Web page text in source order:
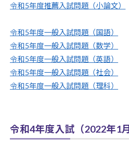
令和5年度推薦入試問題（小論文）
令和5年度一般入試問題（国語）
令和5年度一般入試問題（数学）
令和5年度一般入試問題（英語）
令和5年度一般入試問題（社会）
令和5年度一般入試問題（理科）
令和4年度入試（2022年1